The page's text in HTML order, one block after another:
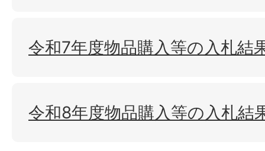
令和7年度物品購入等の入札結
令和8年度物品購入等の入札結